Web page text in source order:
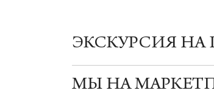
ЭКСКУРСИЯ НА
МЫ НА